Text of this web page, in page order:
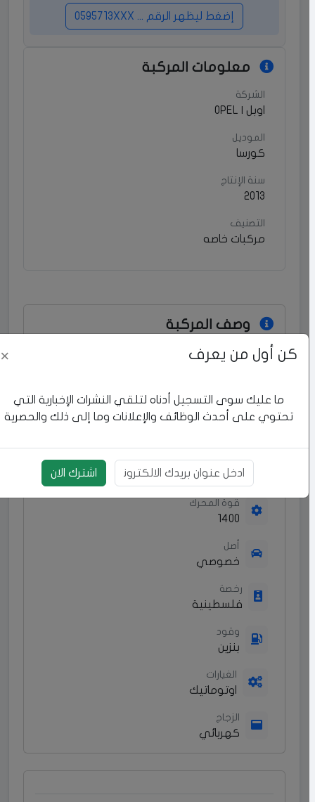
إضغط ليظهر الرقم ... 0595713XXX
معلومات المركبة
الشركة
اوبل | OPEL
الموديل
كورسا
سنة الإنتاج
2013
التصنيف
مركبات خاصه
وصف المركبة
ميكانيكيات بحالة ممتازة، غرفة الشركة، ترخيص
عدد الركاب
4+1
قوة المحرك
1400
أصل
خصوصي
رخصة
فلسطينية
وقود
بنزين
الغيارات
اوتوماتيك
الزجاج
كهربائي
كن أول من يعرف ×
ما عليك سوى التسجيل أدناه لتلقي النشرات الإخبارية التي
تحتوي على أحدث الوظائف والإعلانات وما إلى ذلك والحصرية
بريد الالكتروني
اشترك الان